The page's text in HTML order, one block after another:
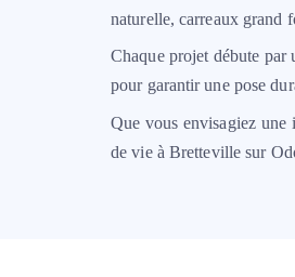
naturelle, carreaux grand
Chaque projet débute par
pour garantir une pose
Que vous envisagiez une
de vie à Bretteville sur